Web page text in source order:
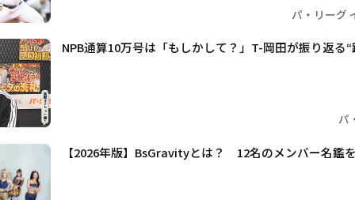
パ・リーグ
NPB通算10万号は「もしかして？」T-岡田が振り返る
パ
【2026年版】BsGravityとは？ 12名のメンバー名鑑